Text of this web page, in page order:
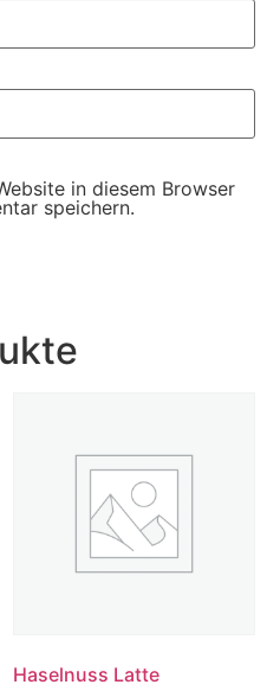
in diesem Browser
speichern.
Haselnuss Latte